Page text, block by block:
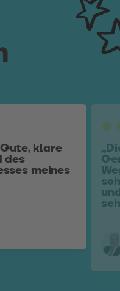
klare
des
meines